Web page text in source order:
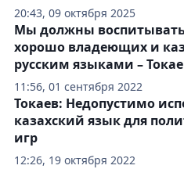
20:43, 09 октября 2025
11:56, 01 сентября 2022
Мы должны
хорошо владеющих и
русским языками –
12:26, 19 октября 2022
Токаев: Недопустимо
казахский язык для
игр